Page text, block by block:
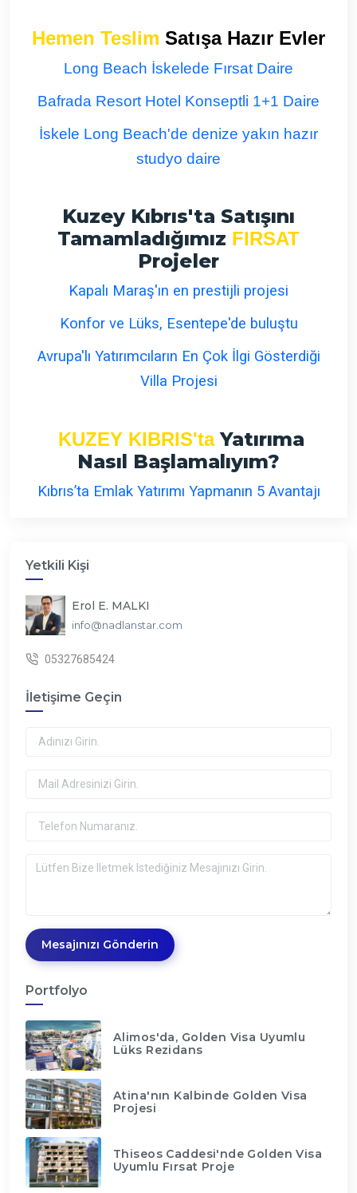
Hemen Teslim Satışa Hazır Evler
Long Beach İskelede Fırsat Daire
Bafrada Resort Hotel Konseptli 1+1 Daire
İskele Long Beach'de denize yakın hazır
studyo daire
Kuzey Kıbrıs'ta Satışını
Tamamladığımız FIRSAT
Projeler
Kapalı Maraş'ın en prestijli projesi
Konfor ve Lüks, Esentepe'de buluştu
Avrupa'lı Yatırımcıların En Çok İlgi Gösterdiği
Villa Projesi
KUZEY KIBRIS'taYatırıma
Nasıl Başlamalıyım?
Kıbrıs’ta Emlak Yatırımı Yapmanın 5 Avantajı
Yetkili Kişi
Erol E. MALKI
info@nadlanstar.com
05327685424
İletişime Geçin
Mesajınızı Gönderin
Portfolyo
Alimos'da, Golden Visa Uyumlu
Lüks Rezidans
Atina'nın Kalbinde Golden Visa
Projesi
Thiseos Caddesi'nde Golden Visa
Uyumlu Fırsat Proje